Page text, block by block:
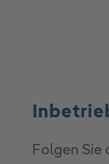
Folgen Sie